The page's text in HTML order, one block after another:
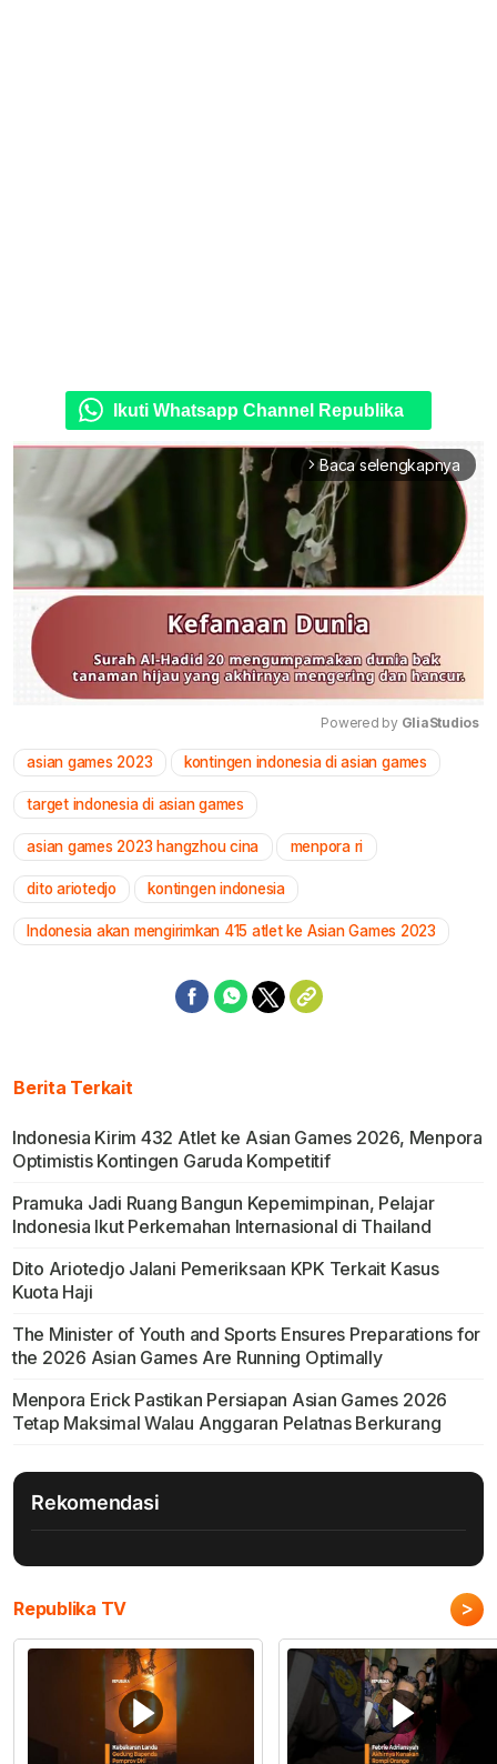
Ikuti Whatsapp Channel Republika
arrow_forward_ios Baca selengkapnya
Mute
Powered by GliaStudios
asian games 2023 kontingen indonesia di asian games
target indonesia di asian games
asian games 2023 hangzhou cina menpora ri
dito ariotedjo kontingen indonesia
Indonesia akan mengirimkan 415 atlet ke Asian Games 2023
Berita Terkait
Indonesia Kirim 432 Atlet ke Asian Games 2026, Menpora
Optimistis Kontingen Garuda Kompetitif
Pramuka Jadi Ruang Bangun Kepemimpinan, Pelajar
Indonesia Ikut Perkemahan Internasional di Thailand
Dito Ariotedjo Jalani Pemeriksaan KPK Terkait Kasus
Kuota Haji
The Minister of Youth and Sports Ensures Preparations for
the 2026 Asian Games Are Running Optimally
Menpora Erick Pastikan Persiapan Asian Games 2026
Tetap Maksimal Walau Anggaran Pelatnas Berkurang
Rekomendasi
Republika TV >